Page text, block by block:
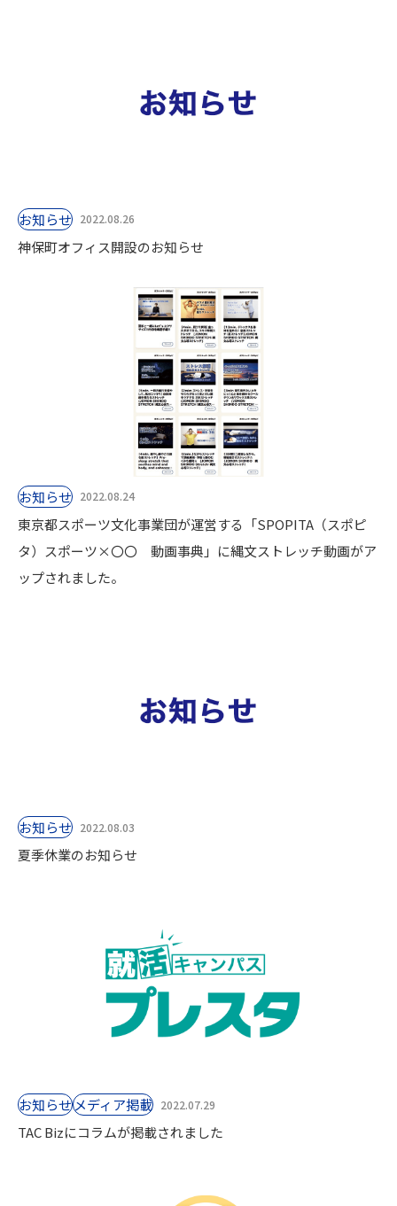
お知らせ 2022.08.26
神保町オフィス開設のお知らせ
お知らせ 2022.08.24
東京都スポーツ文化事業団が運営する「SPOPITA（スポピ
タ）スポーツ×〇〇 動画事典」に縄文ストレッチ動画がア
ップされました。
お知らせ 2022.08.03
夏季休業のお知らせ
お知らせ⁨⁩メディア掲載 2022.07.29
TAC Bizにコラムが掲載されました